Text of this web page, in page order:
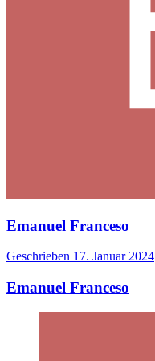
Emanuel Franceso
Geschrieben 17. Januar 2024
Emanuel Franceso